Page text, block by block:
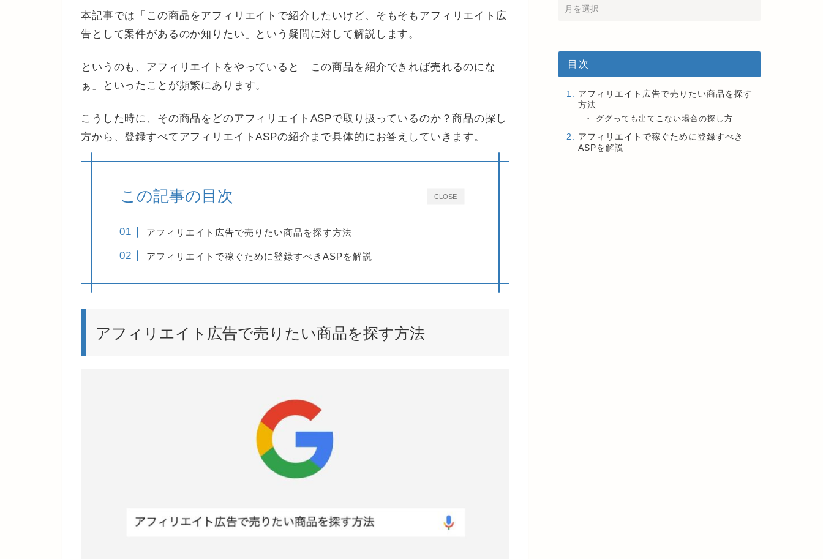
本記事では「この商品をアフィリエイトで紹介したいけど、そもそもアフィリエイト広
告として案件があるのか知りたい」という疑問に対して解説します。
というのも、アフィリエイトをやっていると「この商品を紹介できれば売れるのにな
ぁ」といったことが頻繁にあります。
こうした時に、その商品をどのアフィリエイトASPで取り扱っているのか？商品の探し
方から、登録すべてアフィリエイトASPの紹介まで具体的にお答えしていきます。
CLOSE
この記事の目次
アフィリエイト広告で売りたい商品を探す方法
アフィリエイトで稼ぐために登録すべきASPを解説
アフィリエイト広告で売りたい商品を探す方法
目次
アフィリエイト広告で売りたい商品を探す
方法
ググっても出てこない場合の探し方
アフィリエイトで稼ぐために登録すべき
ASPを解説